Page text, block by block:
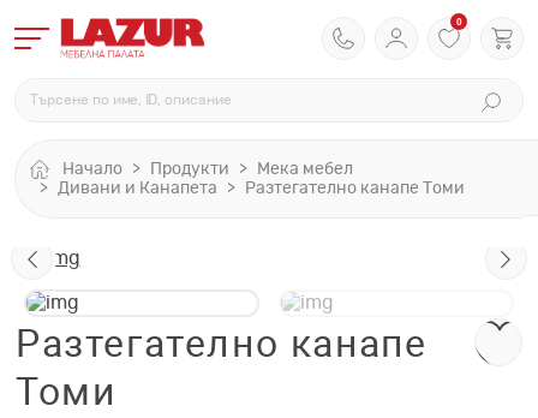
0
Начало Продукти
Мека мебел
Дивани и Канапета
Разтегателно канапе Томи
Разтегателно канапе
Томи